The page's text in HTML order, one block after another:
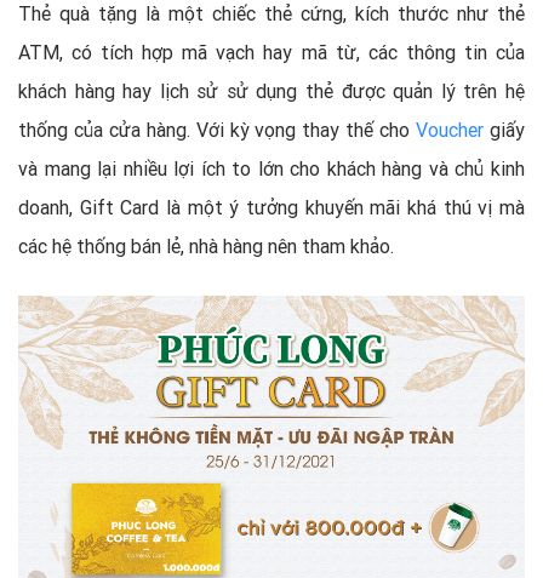
Thẻ quà tặng là một chiếc thẻ cứng, kích thước như thẻ
ATM, có tích hợp mã vạch hay mã từ, các thông tin của
khách hàng hay lịch sử sử dụng thẻ được quản lý trên hệ
thống của cửa hàng. Với kỳ vọng thay thế choVoucher giấy
và mang lại nhiều lợi ích to lớn cho khách hàng và chủ kinh
doanh, Gift Card là một ý tưởng khuyến mãi khá thú vị mà
các hệ thống bán lẻ, nhà hàng nên tham khảo.